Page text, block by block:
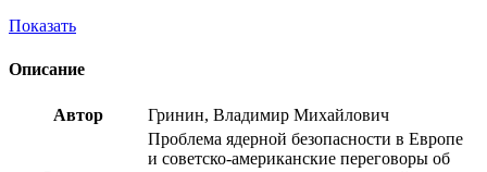
Показать
Описание
Автор Гринин, Владимир Михайлович
Проблема ядерной безопасности в Европе
и советско-американские переговоры об